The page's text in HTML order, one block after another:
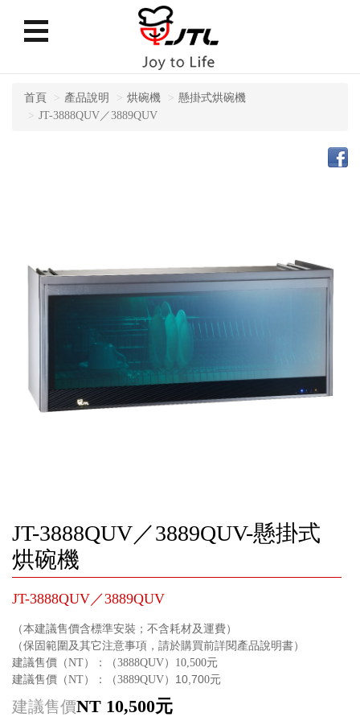
首頁 產品說明 烘碗機
懸掛式烘碗機
JT-3888QUV／3889QUV
JT-3888QUV／3889QUV-懸掛式
烘碗機
JT-3888QUV／3889QUV
（本建議售價含標準安裝；不含耗材及運費）
（保固範圍及其它注意事項，請於購買前詳閱產品說明書）
建議售價（NT）：（3888QUV） 10,500元
建議售價（NT）：（3889QUV）10,700元
建議售價NT 10,500元